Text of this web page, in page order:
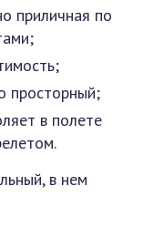
приличная по
просторный;
в полете
в нем